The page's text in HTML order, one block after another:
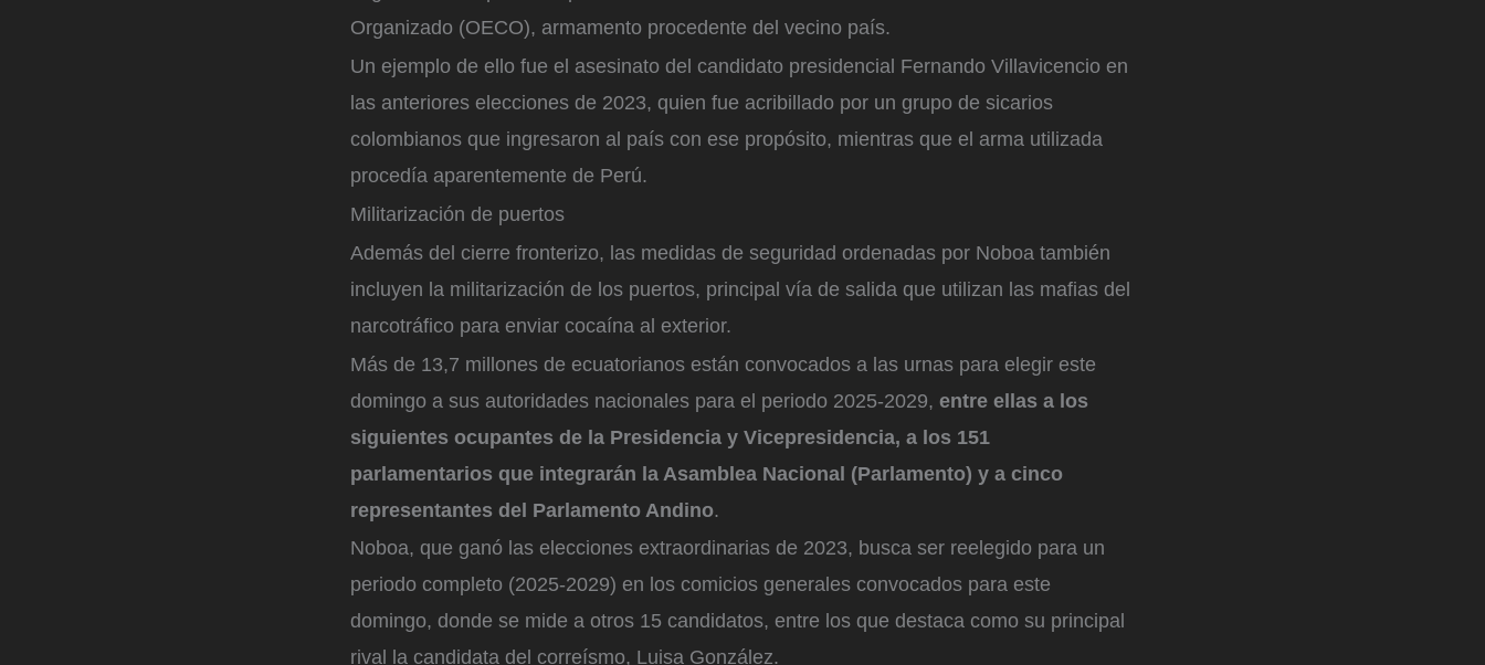
Organizado (OECO), armamento procedente del vecino país.
Un ejemplo de ello fue el asesinato del candidato presidencial Fernando Villavicencio en
las anteriores elecciones de 2023, quien fue acribillado por un grupo de sicarios
colombianos que ingresaron al país con ese propósito, mientras que el arma utilizada
procedía aparentemente de Perú.
Militarización de puertos
Además del cierre fronterizo, las medidas de seguridad ordenadas por Noboa también
incluyen la militarización de los puertos, principal vía de salida que utilizan las mafias del
narcotráfico para enviar cocaína al exterior.
Más de 13,7 millones de ecuatorianos están convocados a las urnas para elegir este
domingo a sus autoridades nacionales para el periodo 2025-2029, entre ellas a los
siguientes ocupantes de la Presidencia y Vicepresidencia, a los 151
parlamentarios que integrarán la Asamblea Nacional (Parlamento) y a cinco
representantes del Parlamento Andino.
Noboa, que ganó las elecciones extraordinarias de 2023, busca ser reelegido para un
periodo completo (2025-2029) en los comicios generales convocados para este
domingo, donde se mide a otros 15 candidatos, entre los que destaca como su principal
rival la candidata del correísmo, Luisa González.